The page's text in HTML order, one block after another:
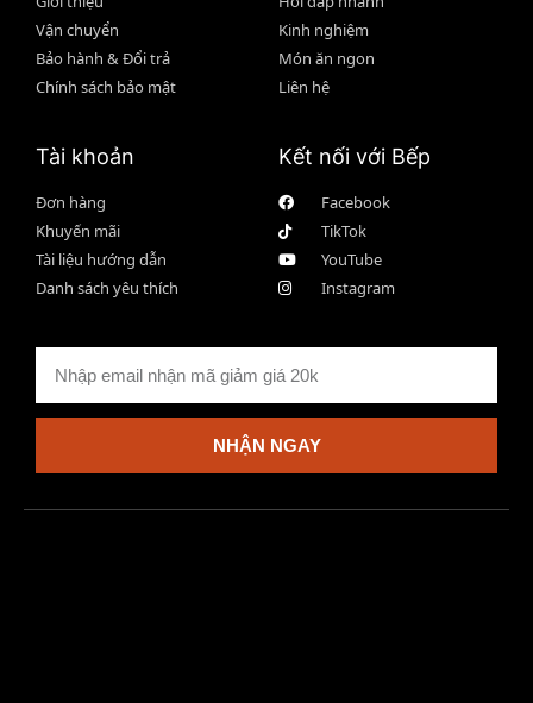
Vận chuyển
Bảo hành & Đổi trả
Chính sách bảo mật
Kinh nghiệm
Món ăn ngon
Liên hệ
Tài khoản
Đơn hàng
Khuyến mãi
Tài liệu hướng dẫn
Danh sách yêu thích
Kết nối với Bếp
Facebook
TikTok
YouTube
Instagram
NHẬN NGAY